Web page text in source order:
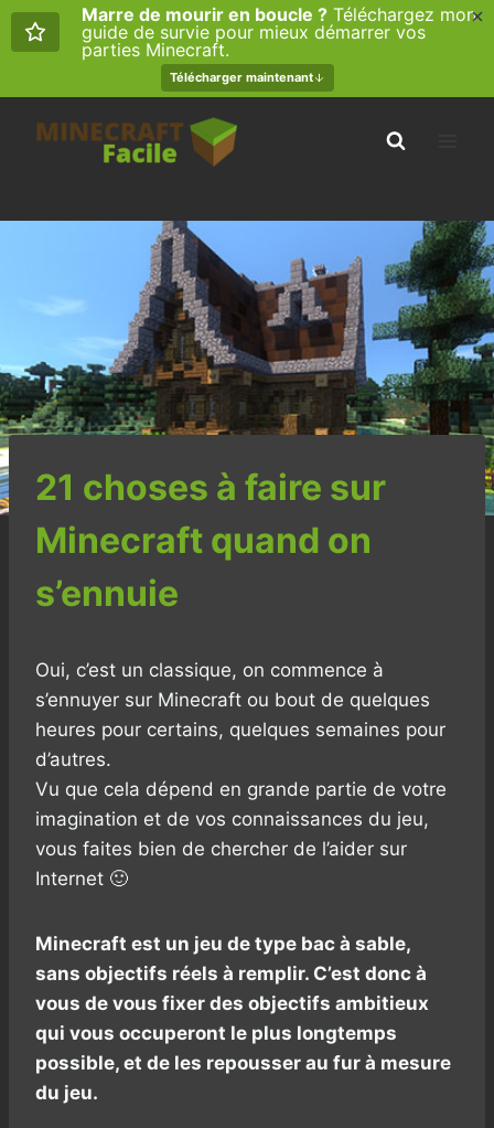
21 choses à faire sur
Minecraft quand on
s’ennuie
Oui, c’est un classique, on commence à
s’ennuyer sur Minecraft ou bout de quelques
heures pour certains, quelques semaines pour
d’autres.
Vu que cela dépend en grande partie de votre
imagination et de vos connaissances du jeu,
vous faites bien de chercher de l’aider sur
Internet 🙂
Minecraft est un jeu de type bac à sable,
sans objectifs réels à remplir. C’est donc à
vous de vous fixer des objectifs ambitieux
qui vous occuperont le plus longtemps
possible, et de les repousser au fur à mesure
du jeu.
Marre de mourir en boucle ? Téléchargez mon
guide de survie pour mieux démarrer vos
parties Minecraft.
Télécharger maintenant